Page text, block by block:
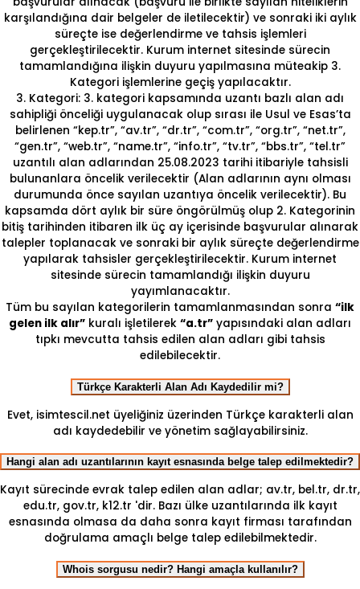
karşılandığına dair belgeler de iletilecektir) ve sonraki iki aylık
süreçte ise değerlendirme ve tahsis işlemleri
gerçekleştirilecektir. Kurum internet sitesinde sürecin
tamamlandığına ilişkin duyuru yapılmasına müteakip 3.
Kategori işlemlerine geçiş yapılacaktır.
3. Kategori: 3. kategori kapsamında uzantı bazlı alan adı
sahipliği önceliği uygulanacak olup sırası ile Usul ve Esas’ta
belirlenen “kep.tr”, “av.tr”, “dr.tr”, “com.tr”, “org.tr”, “net.tr”,
“gen.tr”, “web.tr”, “name.tr”, “info.tr”, “tv.tr”, “bbs.tr”, “tel.tr”
uzantılı alan adlarından 25.08.2023 tarihi itibariyle tahsisli
bulunanlara öncelik verilecektir (Alan adlarının aynı olması
durumunda önce sayılan uzantıya öncelik verilecektir). Bu
kapsamda dört aylık bir süre öngörülmüş olup 2. Kategorinin
bitiş tarihinden itibaren ilk üç ay içerisinde başvurular alınarak
talepler toplanacak ve sonraki bir aylık süreçte değerlendirme
yapılarak tahsisler gerçekleştirilecektir. Kurum internet
sitesinde sürecin tamamlandığı ilişkin duyuru
yayımlanacaktır.
Tüm bu sayılan kategorilerin tamamlanmasından sonra “ilk
gelen ilk alır” kuralı işletilerek “a.tr” yapısındaki alan adları
tıpkı mevcutta tahsis edilen alan adları gibi tahsis
edilebilecektir.
Türkçe Karakterli Alan Adı Kaydedilir mi?
Evet, isimtescil.net üyeliğiniz üzerinden Türkçe karakterli alan
adı kaydedebilir ve yönetim sağlayabilirsiniz.
Hangi alan adı uzantılarının kayıt esnasında belge talep edilmektedir?
Kayıt sürecinde evrak talep edilen alan adlar; av.tr, bel.tr, dr.tr,
edu.tr, gov.tr, k12.tr 'dir. Bazı ülke uzantılarında ilk kayıt
esnasında olmasa da daha sonra kayıt firması tarafından
doğrulama amaçlı belge talep edilebilmektedir.
Whois sorgusu nedir? Hangi amaçla kullanılır?